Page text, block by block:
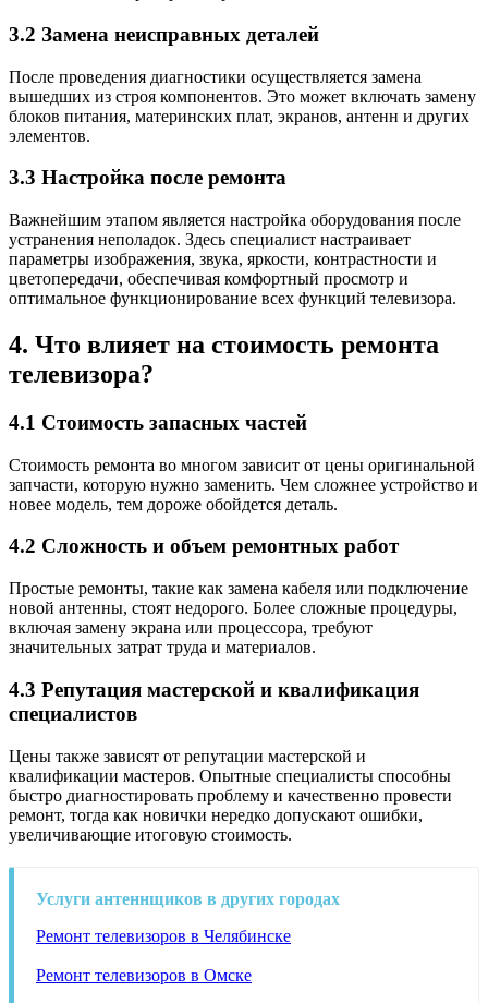
3.2 Замена неисправных деталей
После проведения диагностики осуществляется замена
вышедших из строя компонентов. Это может включать замену
блоков питания, материнских плат, экранов, антенн и других
элементов.
3.3 Настройка после ремонта
Важнейшим этапом является настройка оборудования после
устранения неполадок. Здесь специалист настраивает
параметры изображения, звука, яркости, контрастности и
цветопередачи, обеспечивая комфортный просмотр и
оптимальное функционирование всех функций телевизора.
4. Что влияет на стоимость ремонта
телевизора?
4.1 Стоимость запасных частей
Стоимость ремонта во многом зависит от цены оригинальной
запчасти, которую нужно заменить. Чем сложнее устройство и
новее модель, тем дороже обойдется деталь.
4.2 Сложность и объем ремонтных работ
Простые ремонты, такие как замена кабеля или подключение
новой антенны, стоят недорого. Более сложные процедуры,
включая замену экрана или процессора, требуют
значительных затрат труда и материалов.
4.3 Репутация мастерской и квалификация
специалистов
Цены также зависят от репутации мастерской и
квалификации мастеров. Опытные специалисты способны
быстро диагностировать проблему и качественно провести
ремонт, тогда как новички нередко допускают ошибки,
увеличивающие итоговую стоимость.
Услуги антеннщиков в других городах
Ремонт телевизоров в Челябинске
Ремонт телевизоров в Омске